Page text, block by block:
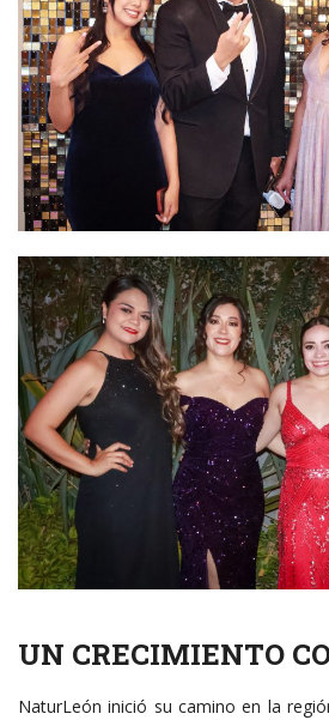
UN CRECIMIENTO
NaturLeón inició su camino en la